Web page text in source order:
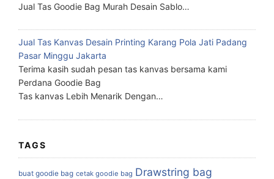
Jual Tas Goodie Bag Murah Desain Sablo…
Jual Tas Kanvas Desain Printing Karang Pola Jati Padang
Pasar Minggu Jakarta
Terima kasih sudah pesan tas kanvas bersama kami
Perdana Goodie Bag
Tas kanvas Lebih Menarik Dengan…
TAGS
buat goodie bag cetak goodie bag Drawstring bag